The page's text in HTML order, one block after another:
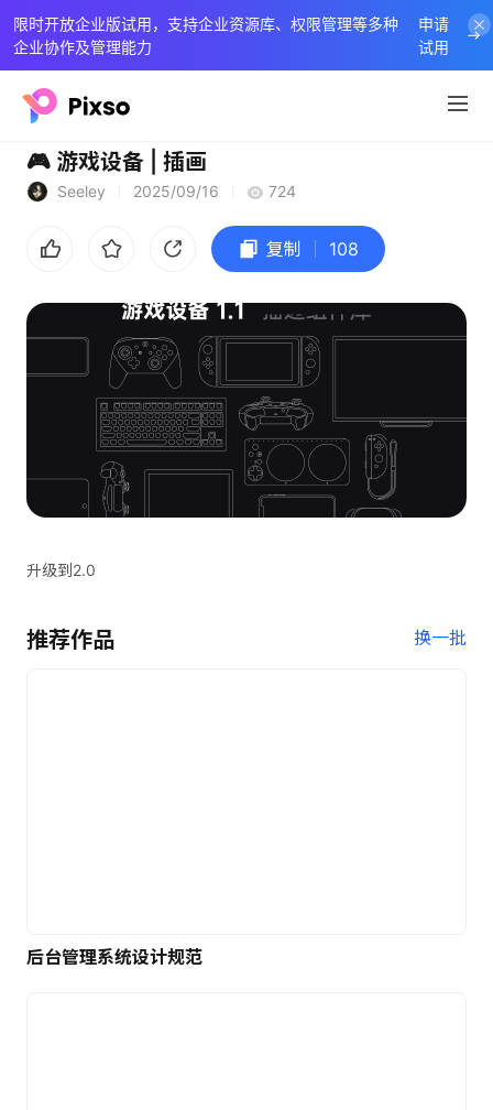
限时开放企业版试用，支持企业资源库、权限管理等多种
企业协作及管理能力
申请
试用
🎮 游戏设备 | 插画
Seeley 2025/09/16 724
复制 108
升级到2.0
推荐作品 换一批
后台管理系统设计规范